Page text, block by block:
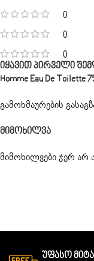
0
0
0
Მიმოხილვა
მიმოხილვები ჯერ არ
Იყავით Პირველი
Homme Eau De Toilette
გამოხმაურების
Უფასო